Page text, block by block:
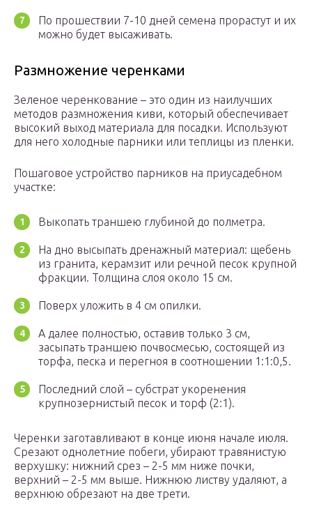
По прошествии 7-10 дней семена прорастут и их
можно будет высаживать.
Размножение черенками
Зеленое черенкование – это один из наилучших
методов размножения киви, который обеспечивает
высокий выход материала для посадки. Используют
для него холодные парники или теплицы из пленки.
Пошаговое устройство парников на приусадебном
участке:
Выкопать траншею глубиной до полметра.
На дно высыпать дренажный материал: щебень
из гранита, керамзит или речной песок крупной
фракции. Толщина слоя около 15 см.
Поверх уложить в 4 см опилки.
А далее полностью, оставив только 3 см,
засыпать траншею почвосмесью, состоящей из
торфа, песка и перегноя в соотношении 1:1:0,5.
Последний слой – субстрат укоренения
крупнозернистый песок и торф (2:1).
Черенки заготавливают в конце июня начале июля.
Срезают однолетние побеги, убирают травянистую
верхушку: нижний срез – 2-5 мм ниже почки,
верхний – 2-5 мм выше. Нижнюю листву удаляют, а
верхнюю обрезают на две трети.